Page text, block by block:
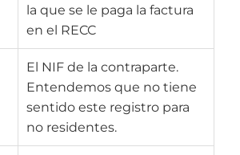
la que se le paga la factura
en el RECC
El NIF de la contraparte.
Entendemos que no tiene
sentido este registro para
no residentes.